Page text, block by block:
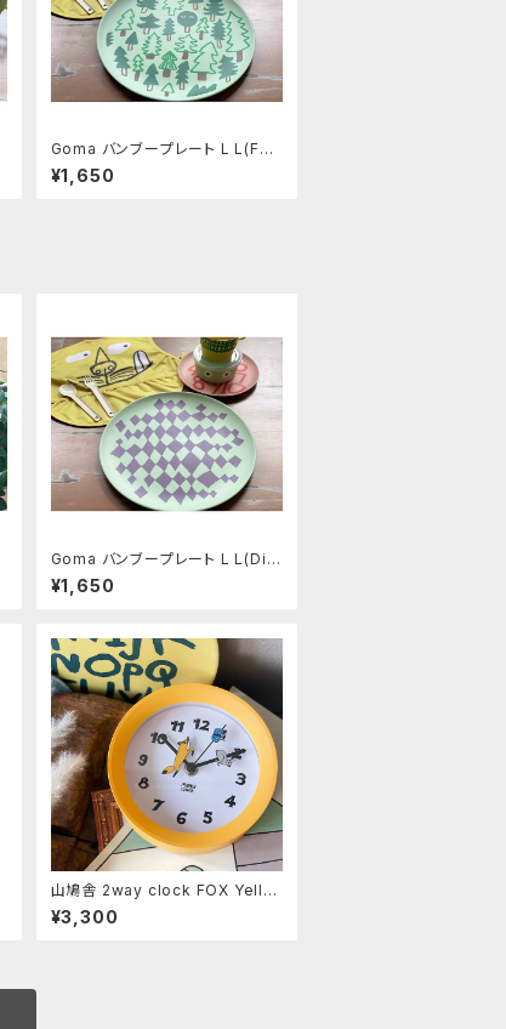
Goma バンブープレート L L(For
est)
¥1,650
Goma バンブープレート L L(Dia
mond shape)
¥1,650
山鳩舎 2way clock FOX Yello
w
¥3,300